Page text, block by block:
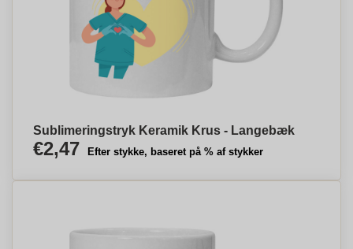
Sublimeringstryk Keramik Krus - Langebæk
€2,47 Efter stykke, baseret på % af stykker